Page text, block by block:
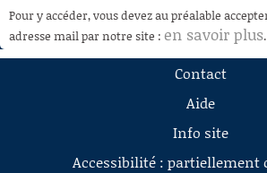
RECHERCHE
AIDE À LA DÉCOUPE
DE VIDÉOS
Pour y accéder, vous devez au préalable
adresse mail par notre site : en savoir plus.
Contact
Aide
Info site
Accessibilité : partiellement